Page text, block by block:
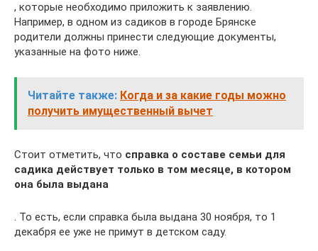
, которые необходимо приложить к заявлению.
Например, в одном из садиков в городе Брянске
родители должны принести следующие документы,
указанные на фото ниже.
Читайте также: Когда и за какие годы можно
получить имущественный вычет
Стоит отметить, что справка о составе семьи для
садика действует только в том месяце, в котором
она была выдана
. То есть, если справка была выдана 30 ноября, то 1
декабря ее уже не примут в детском саду.